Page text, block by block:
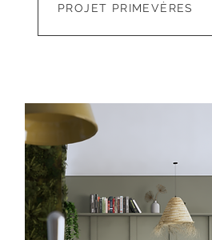
PROJET PRIMEVÈRES